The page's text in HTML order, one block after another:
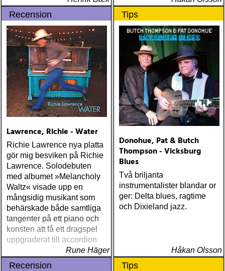
Recension
Lawrence, Richie - Water
Richie Lawrence nya platta
gör mig besviken på Richie
Lawrence. Solodebuten
med albumet »Melancholy
Waltz« visade upp en
mångsidig musikant som
behärskade både samtliga
tangenter på ett piano och
konsten att få ett dragspel
uppgraderat till accordion
Rune Häger
Tips
Donohue, Pat & Butch
Thompson - Vicksburg
Blues
Två briljanta
instrumentalister blandar or
ger: Delta blues, ragtime
och Dixieland jazz.
Håkan Olsson
Recension Tips